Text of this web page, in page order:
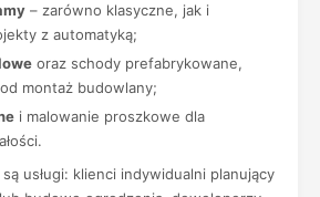
– zarówno klasyczne, jak i
z automatyką;
oraz schody prefabrykowane,
montaż budowlany;
i malowanie proszkowe dla
usługi: klienci indywidualni planujący